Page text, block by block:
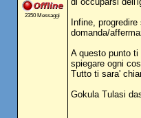
2350 Messaggi
Infine,
domanda/
A questo punto
spiegare ogni
Tutto ti sara'
Gokula Tulasi